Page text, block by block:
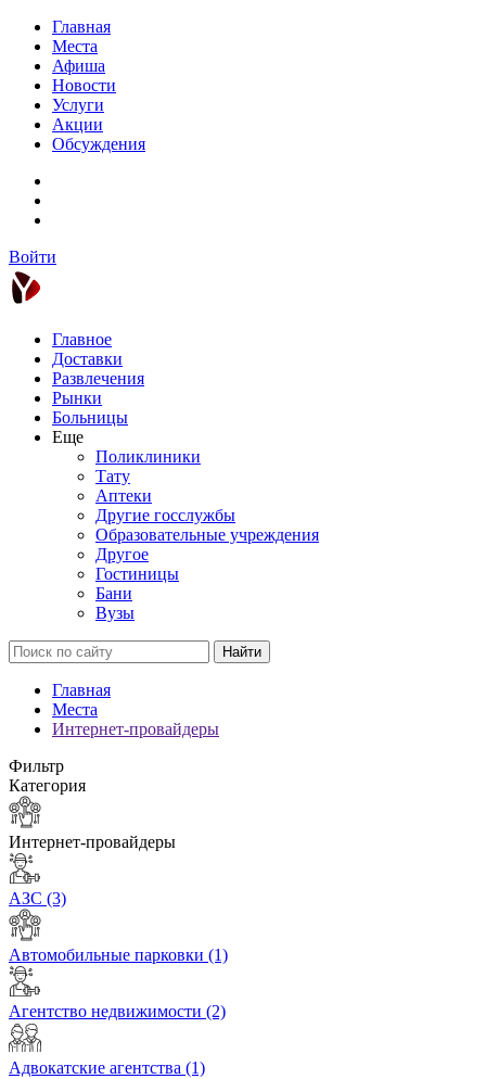
Главная
Места
Афиша
Новости
Услуги
Акции
Обсуждения
Войти
Главное
Доставки
Развлечения
Рынки
Больницы
Еще
Поликлиники
Тату
Аптеки
Другие госслужбы
Образовательные учреждения
Другое
Гостиницы
Бани
Вузы
Найти
Главная
Места
Интернет-провайдеры
Фильтр
Категория
Интернет-провайдеры
АЗС (3)
Автомобильные парковки (1)
Агентство недвижимости (2)
Адвокатские агентства (1)